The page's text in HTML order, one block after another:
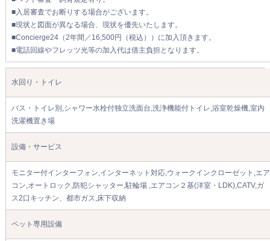
■入居審査でお断りする場合がございます。
■現状と図面が異なる場合、現状を優先いたします。
■Concierge24（2年間／16,500円（税込））に加入頂きます。
■電話回線やフレッツ光等の加入代は借主負担となります。
水回り・トイレ
バス・トイレ別,シャワー水栓付独立洗面台,洗浄機能付トイレ,浴室乾燥機,室内
洗濯機置き場
設備・サービス
モニター付インターフォン,インターネット対応,ウォークインクローゼット,エア
コン,オートロック,防犯シャッター,駐輪場 ,エアコン２基(洋室・LDK),CATV,ガ
ス2口キッチン、都市ガス,床下収納
ペット専用設備